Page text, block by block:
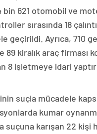
621 otomobil ve
sırasında 18
geçirildi. Ayrıca, 710
89 kiralık araç firması
8 işletmeye idari
suçla mücadele
kumar
suçuna karışan 22 kişi